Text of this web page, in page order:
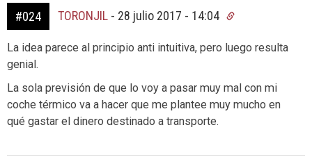
#024 TORONJIL - 28 julio 2017 - 14:04
La idea parece al principio anti intuitiva, pero luego resulta
genial.
La sola previsión de que lo voy a pasar muy mal con mi
coche térmico va a hacer que me plantee muy mucho en
qué gastar el dinero destinado a transporte.